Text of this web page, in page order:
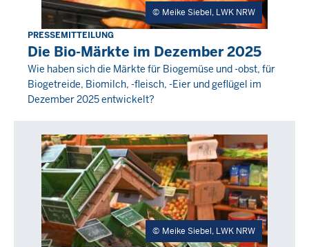
Meike Siebel, LWK NRW
Donnerstag,
29
Januar
2026
-
00:00
PRESSEMITTEILUNG
Die Bio-Märkte im Dezember 2025
Wie haben sich die Märkte für Biogemüse und -obst, für
Biogetreide, Biomilch, -fleisch, -Eier und geflügel im
Dezember 2025 entwickelt?
Meike Siebel, LWK NRW